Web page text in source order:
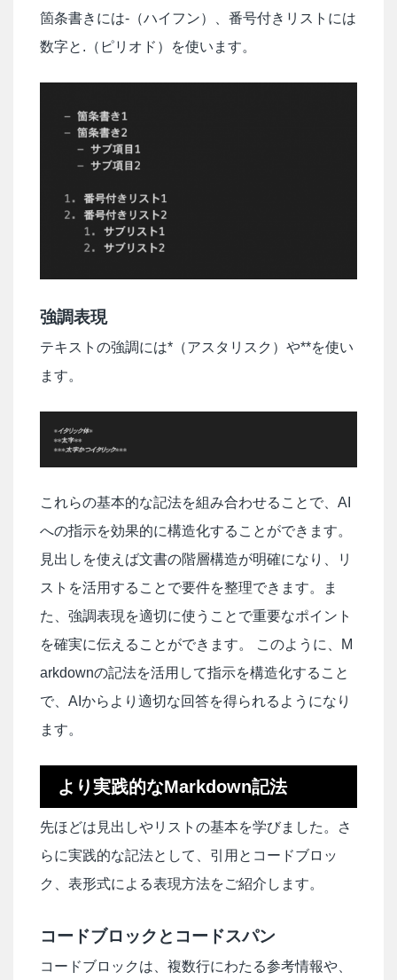
箇条書きには-（ハイフン）、番号付きリストには
数字と.（ピリオド）を使います。
強調表現
テキストの強調には*（アスタリスク）や**を使い
ます。
これらの基本的な記法を組み合わせることで、AI
への指示を効果的に構造化することができます。
見出しを使えば文書の階層構造が明確になり、リ
ストを活用することで要件を整理できます。ま
た、強調表現を適切に使うことで重要なポイント
を確実に伝えることができます。 このように、M
arkdownの記法を活用して指示を構造化すること
で、AIからより適切な回答を得られるようになり
ます。
より実践的なMarkdown記法
先ほどは見出しやリストの基本を学びました。さ
らに実践的な記法として、引用とコードブロッ
ク、表形式による表現方法をご紹介します。
コードブロックとコードスパン
コードブロックは、複数行にわたる参考情報や、